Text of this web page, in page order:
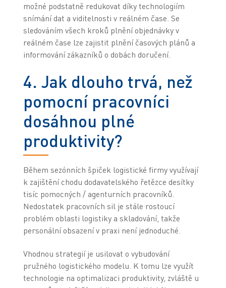
možné podstatně redukovat díky technologiím
snímání dat a viditelnosti v reálném čase. Se
sledováním všech kroků plnění objednávky v
reálném čase lze zajistit plnění časových plánů a
informování zákazníků o dobách doručení.
4. Jak dlouho trvá, než
pomocní pracovníci
dosáhnou plné
produktivity?
Během sezónních špiček logistické firmy využívají
k zajištění chodu dodavatelského řetězce desítky
tisíc pomocných / agenturních pracovníků.
Nedostatek pracovních sil je stále rostoucí
problém oblasti logistiky a skladování, takže
personální obsazení v praxi není jednoduché.
Vhodnou strategií je usilovat o vybudování
pružného logistického modelu. K tomu lze využít
technologie na optimalizaci produktivity, zvláště u